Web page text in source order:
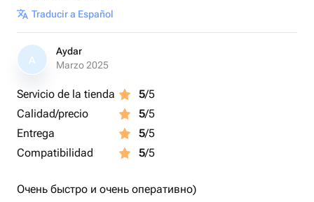
Traducir a Español
A
Aydar
Marzo 2025
Servicio de la tienda 5/5
Calidad/precio
5/5
Entrega
5/5
Compatibilidad
5/5
Очень быстро и очень оперативно)